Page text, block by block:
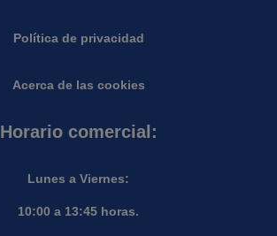
Política de privacidad
Acerca de las cookies
Horario comercial:
Lunes a Viernes:
10:00 a 13:45 horas.